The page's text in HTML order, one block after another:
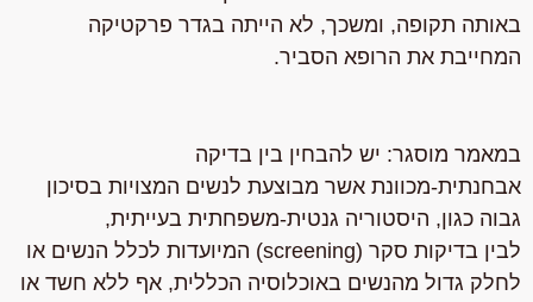
באותה תקופה, ומשכך, לא הייתה בגדר פרקטיקה
המחייבת את הרופא הסביר.
במאמר מוסגר: יש להבחין בין בדיקה
אבחנתית-מכוונת אשר מבוצעת לנשים המצויות בסיכון
גבוה כגון, היסטוריה גנטית-משפחתית בעייתית,
לבין בדיקות סקר (screening) המיועדות לכלל הנשים או
לחלק גדול מהנשים באוכלוסיה הכללית, אף ללא חשד או